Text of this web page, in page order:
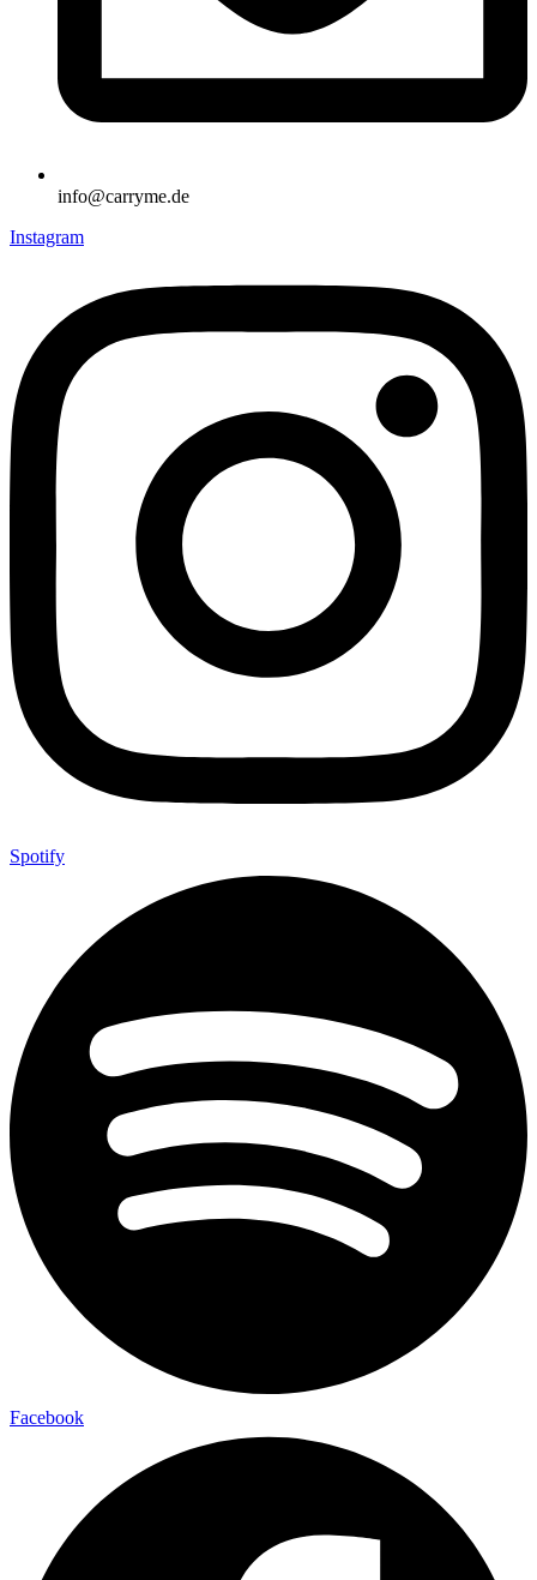
info@carryme.de
Instagram
Spotify
Facebook